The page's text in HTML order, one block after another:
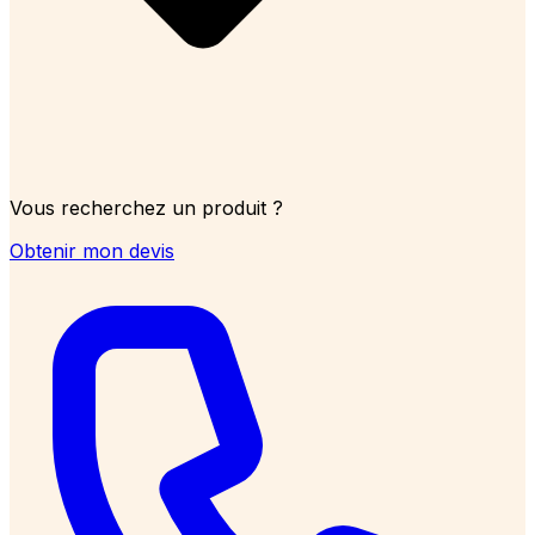
Vous recherchez un produit ?
Obtenir mon devis